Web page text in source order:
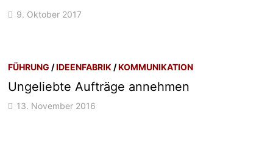
9. Oktober 2017
FÜHRUNG /IDEENFABRIK /KOMMUNIKATION
Ungeliebte Aufträge annehmen
13. November 2016